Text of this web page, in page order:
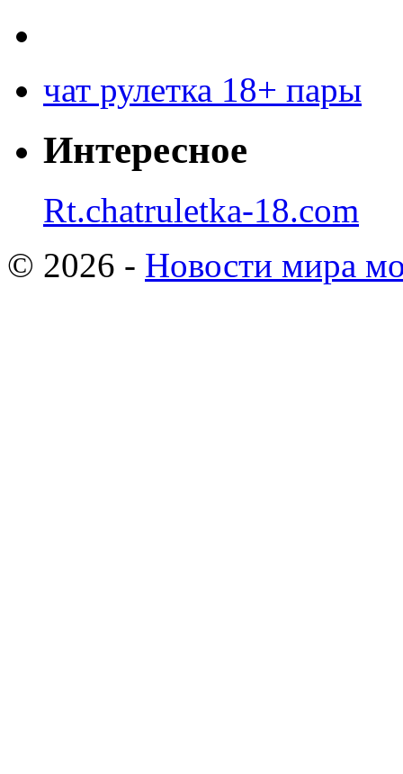
чат рулетка 18+ пары
Интересное
Rt.chatruletka-18.com
© 2026 - Новости мира